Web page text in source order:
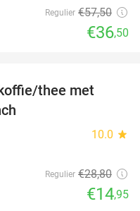
Regulier €57,50
€36,50
thee met
10.0 star
Regulier €28,80
€14,95